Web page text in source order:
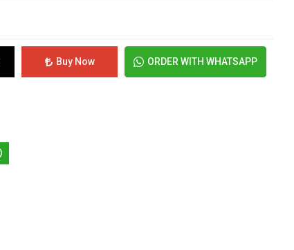
Buy Now ORDER WITH WHATSAPP